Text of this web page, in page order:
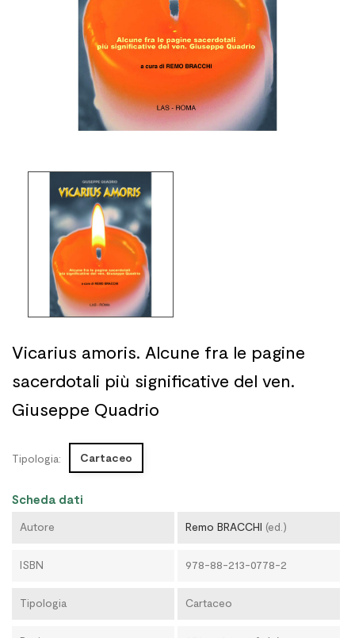
Vicarius amoris. Alcune fra le pagine
sacerdotali più significative del ven.
Giuseppe Quadrio
Tipologia: Cartaceo
Scheda dati
Autore Remo BRACCHI (ed.)
ISBN 978-88-213-0778-2
Tipologia Cartaceo